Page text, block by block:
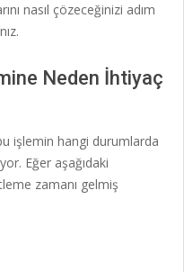
nasıl çözeceğinizi adım
Neden İhtiyaç
işlemin hangi durumlarda
Eğer aşağıdaki
zamanı gelmiş